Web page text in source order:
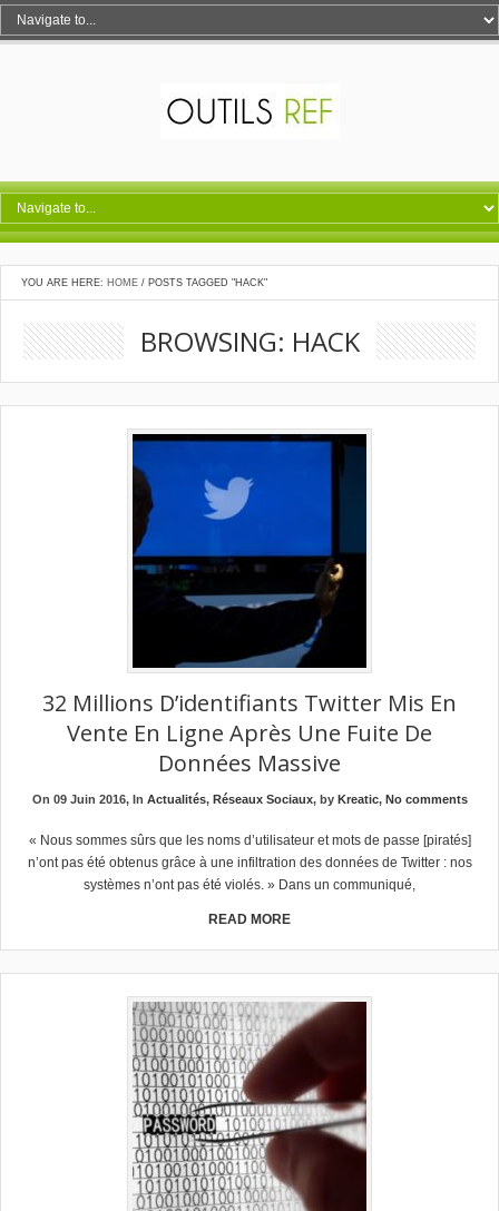
YOU ARE HERE: HOME / POSTS TAGGED "HACK"
BROWSING: HACK
32 Millions D’identifiants Twitter Mis En
Vente En Ligne Après Une Fuite De
Données Massive
On 09 Juin 2016, In Actualités, Réseaux Sociaux, by Kreatic, No comments
« Nous sommes sûrs que les noms d’utilisateur et mots de passe [piratés]
n’ont pas été obtenus grâce à une infiltration des données de Twitter : nos
systèmes n’ont pas été violés. » Dans un communiqué,
READ MORE